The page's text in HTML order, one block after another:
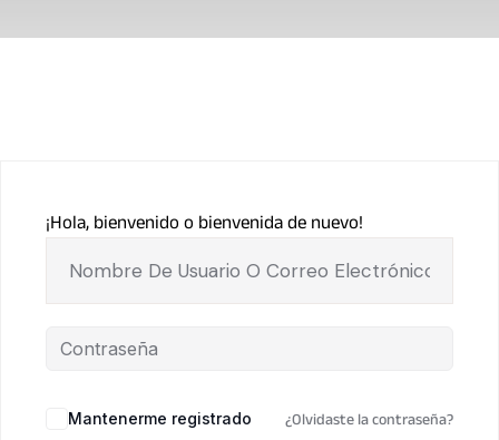
¡Hola, bienvenido o bienvenida de nuevo!
Mantenerme registrado ¿Olvidaste la contraseña?